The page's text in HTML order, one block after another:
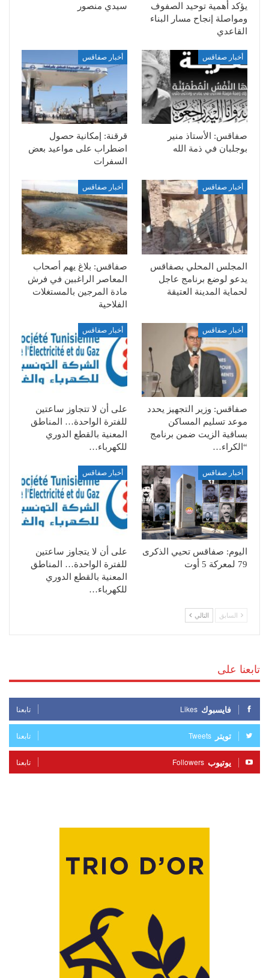
يؤكد أهمية توحيد الصفوف
ومواصلة إنجاح مسار البناء
القاعدي
سيدي منصور
أخبار صفاقس
صفاقس: الأستاذ منير
بوجلبان في ذمة الله
أخبار صفاقس
قرقنة: إمكانية حصول
اضطراب على مواعيد بعض
السفرات
أخبار صفاقس
المجلس المحلي بصفاقس
يدعو لوضع برنامج عاجل
لحماية المدينة العتيقة
أخبار صفاقس
صفاقس: بلاغ يهم أصحاب
المعاصر الراغبين في فرش
مادة المرجين بالمستغلات
الفلاحية
أخبار صفاقس
صفاقس: وزير التجهيز يحدد
موعد تسليم المساكن
بساقية الزيت ضمن برنامج
“الكراء…
أخبار صفاقس
على أن لا تتجاوز ساعتين
للفترة الواحدة… المناطق
المعنية بالقطع الدوري
للكهرباء…
أخبار صفاقس
اليوم: صفاقس تحيي الذكرى
79 لمعركة 5 أوت
أخبار صفاقس
على أن لا يتجاوز ساعتين
للفترة الواحدة… المناطق
المعنية بالقطع الدوري
للكهرباء…
السابق التالي
تابعنا على
فايسبوك Likes تابعنا
تويتر Tweets تابعنا
يوتيوب Followers تابعنا